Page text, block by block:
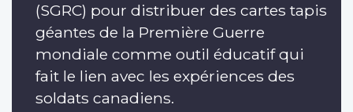
(SGRC) pour distribuer des cartes tapis
géantes de la Première Guerre
mondiale comme outil éducatif qui
fait le lien avec les expériences des
soldats canadiens.